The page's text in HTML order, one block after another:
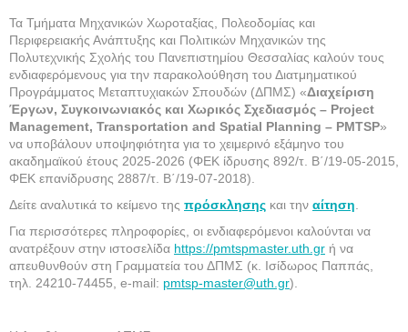
Τα Τμήματα Μηχανικών Χωροταξίας, Πολεοδομίας και
Περιφερειακής Ανάπτυξης και Πολιτικών Μηχανικών της
Πολυτεχνικής Σχολής του Πανεπιστημίου Θεσσαλίας καλούν τους
ενδιαφερόμενους για την παρακολούθηση του Διατμηματικού
Προγράμματος Μεταπτυχιακών Σπουδών (ΔΠΜΣ) «Διαχείριση
Έργων, Συγκοινωνιακός και Χωρικός Σχεδιασμός – Project
Management, Transportation and Spatial Planning – PMTSP»
να υποβάλουν υποψηφιότητα για το χειμερινό εξάμηνο του
ακαδημαϊκού έτους 2025-2026 (ΦΕΚ ίδρυσης 892/τ. Β΄/19-05-2015,
ΦΕΚ επανίδρυσης 2887/τ. Β΄/19-07-2018).
Δείτε αναλυτικά το κείμενο της πρόσκλησης και την αίτηση
Για περισσότερες πληροφορίες, οι ενδιαφερόμενοι καλούνται να
ανατρέξουν στην ιστοσελίδα https://pmtspmaster.uth.gr ή να
απευθυνθούν στη Γραμματεία του ΔΠΜΣ (κ. Ισίδωρος Παππάς,
τηλ. 24210-74455, e-mail: pmtsp-master@uth.gr).